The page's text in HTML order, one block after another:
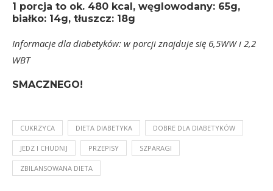
1 porcja to ok. 480 kcal, węglowodany: 65g,
białko: 14g, tłuszcz: 18g
Informacje dla diabetyków: w porcji znajduje się 6,5WW i 2,2
WBT
SMACZNEGO!
CUKRZYCA DIETA DIABETYKA DOBRE DLA DIABETYKÓW
JEDZ I CHUDNIJ PRZEPISY SZPARAGI
ZBILANSOWANA DIETA